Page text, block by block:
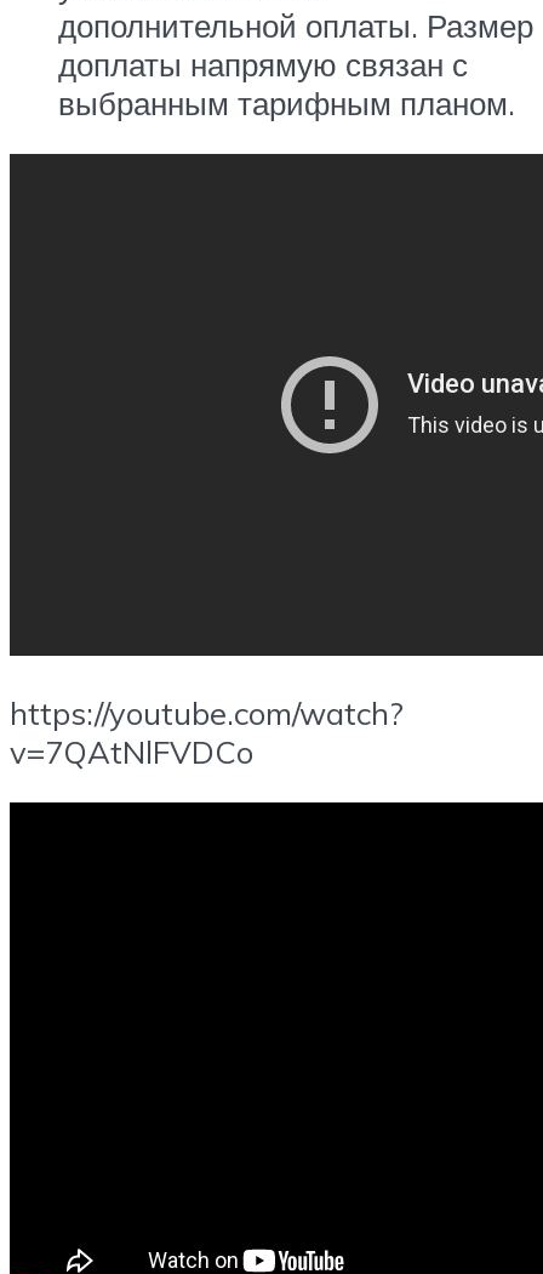
дополнительной оплаты. Размер
доплаты напрямую связан с
выбранным тарифным планом.
https://youtube.com/watch?
v=7QAtNlFVDCo